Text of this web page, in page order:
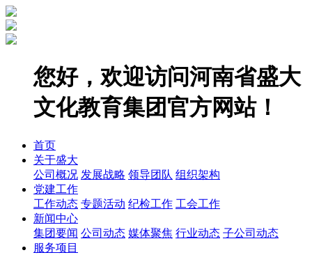
您好，欢迎访问河南省盛大
文化教育集团官方网站！
首页
关于盛大
公司概况 发展战略 领导团队 组织架构
党建工作
工作动态 专题活动 纪检工作 工会工作
新闻中心
集团要闻 公司动态 媒体聚焦 行业动态 子公司动态
服务项目